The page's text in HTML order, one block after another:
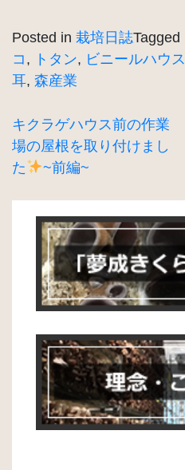
Posted in 栽培日誌Tagged
コ, トタン, ビニールハウス
耳, 森産業
投
稿
ナ
ー
シ
キクラゲハウス前の作業
場の屋根を取り付けまし
た
~前編~